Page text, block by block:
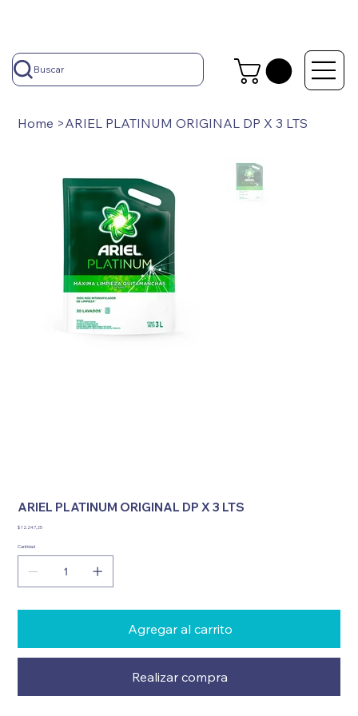
Buscar
Home >ARIEL PLATINUM ORIGINAL DP X 3 LTS
ARIEL PLATINUM ORIGINAL DP X 3 LTS
Precio
$ 12.247,25
Cantidad
Agregar al carrito
Realizar compra